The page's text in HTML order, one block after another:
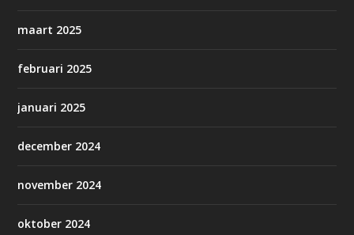
maart 2025
februari 2025
januari 2025
december 2024
november 2024
oktober 2024